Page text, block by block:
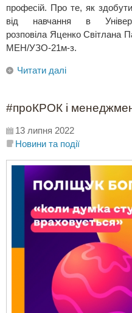
професій. Про те, як
від навчання в
розповіла Яценко Світлана
МЕН/УЗО-21м-з.
Читати далі
#проКРОК і
13 липня 2022
Новини та події